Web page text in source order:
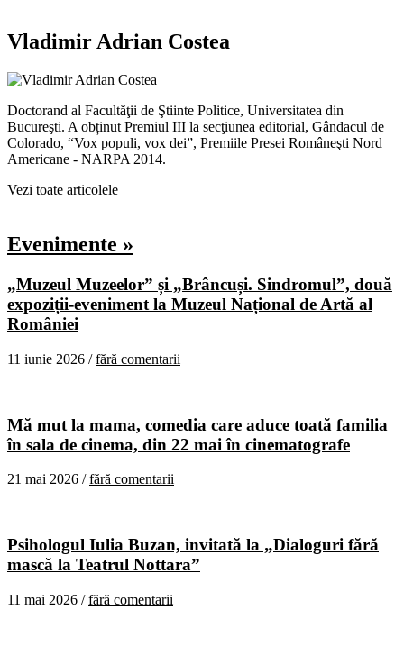
Vladimir Adrian Costea
Doctorand al Facultăţii de Ştiinte Politice, Universitatea din
Bucureşti. A obținut Premiul III la secţiunea editorial, Gândacul de
Colorado, “Vox populi, vox dei”, Premiile Presei Româneşti Nord
Americane - NARPA 2014.
Vezi toate articolele
Evenimente »
„Muzeul Muzeelor” și „Brâncuși. Sindromul”, două
expoziții-eveniment la Muzeul Național de Artă al
României
11 iunie 2026 /fără comentarii
Mă mut la mama, comedia care aduce toată familia
în sala de cinema, din 22 mai în cinematografe
21 mai 2026 /fără comentarii
Psihologul Iulia Buzan, invitată la „Dialoguri fără
mască la Teatrul Nottara”
11 mai 2026 /fără comentarii